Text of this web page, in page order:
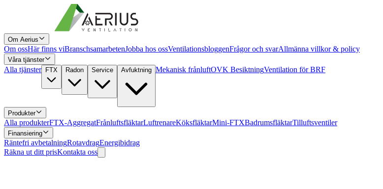
Om Aerius
Om ossHär finns viBranschsamarbetenJobba hos ossVentilationsbloggenFrågor och svarAllmänna villkor & policy
Våra tjänster
Alla tjänster FTX Radon Service Avfuktning Mekanisk frånluftOVK BesiktningVentilation för BRF
Produkter
Alla produkterFTX-AggregatFrånluftsfläktarLuftrenareKöksfläktarMini-FTXBadrumsfläktarTilluftsventiler
Finansiering
Räntefri avbetalningRotavdragEnergibidrag
Räkna ut ditt prisKontakta oss